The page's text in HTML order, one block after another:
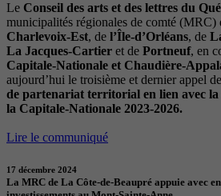
Le Conseil des arts et des lettres du
municipalités régionales de comté (MRC)
Charlevoix-Est, de l’Île-d’Orléans, de
La Jacques-Cartier et de Portneuf, en
Capitale-Nationale et Chaudière-
aujourd’hui le troisième et dernier appel
de partenariat territorial en lien avec
la Capitale-Nationale 2023-2026.
Lire le communiqué
17 décembre 2024
La MRC de La Côte-de-Beaupré appuie avec